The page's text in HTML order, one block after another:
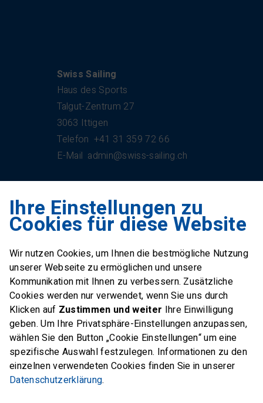
Swiss Sailing
Haus des Sports
Talgut-Zentrum 27
3063 Ittigen
Telefon +41 31 359 72 66
E-Mail admin@swiss-sailing.ch
Swiss Sailing Team
Industriestrasse 51
E-Mail office@swiss-sailing-
team.ch
FOLLOW US ON
Twitter FacebookInstagram
Ihre Einstellungen zu
Cookies für diese Website
Wir nutzen Cookies, um Ihnen die bestmögliche Nutzung
unserer Webseite zu ermöglichen und unsere
Kommunikation mit Ihnen zu verbessern. Zusätzliche
Cookies werden nur verwendet, wenn Sie uns durch
Klicken auf Zustimmen und weiter Ihre Einwilligung
geben. Um Ihre Privatsphäre-Einstellungen anzupassen,
wählen Sie den Button „Cookie Einstellungen“ um eine
spezifische Auswahl festzulegen. Informationen zu den
einzelnen verwendeten Cookies finden Sie in unserer
Datenschutzerklärung.